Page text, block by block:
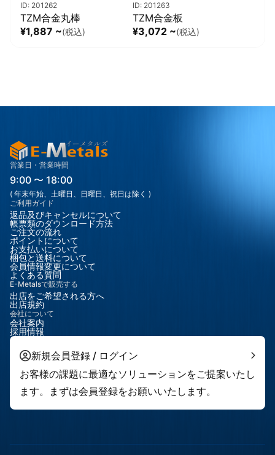
ID: 201262
TZM合金丸棒
¥1,887 ~(税込)
ID: 201263
TZM合金板
¥3,072 ~(税込)
営業日・営業時間
9:00 〜 18:00
( 年末年始、土曜日、日曜日、祝日は除く )
ご利用ガイド
返品及びキャンセルについて
帳票類のダウンロード方法
ご注文の流れ
ポイントについて
お支払いについて
梱包と送料について
会員情報変更について
よくある質問
E-Metalsで販売する
出店をご希望される方へ
出店規約
会社について
会社案内
採用情報
新規会員登録 / ログイン
お客様の課題に最適なソリューションをご提案いたし
ます。まずは会員登録をお願いいたします。